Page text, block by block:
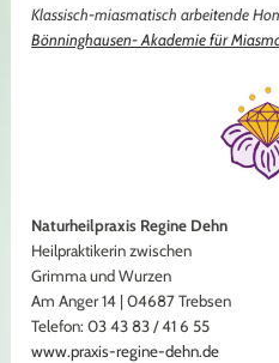
Klassisch-miasmatisch arbeitende
Bönninghausen- Akademie für
Naturheilpraxis Regine Dehn
Heilpraktikerin zwischen
Grimma und Wurzen
Am Anger 14 | 04687 Trebsen
Telefon: 03 43 83 / 41 6 55
www.praxis-regine-dehn.de